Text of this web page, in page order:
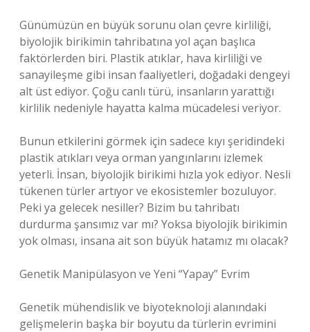
Günümüzün en büyük sorunu olan çevre kirliliği,
biyolojik birikimin tahribatına yol açan başlıca
faktörlerden biri. Plastik atıklar, hava kirliliği ve
sanayileşme gibi insan faaliyetleri, doğadaki dengeyi
alt üst ediyor. Çoğu canlı türü, insanların yarattığı
kirlilik nedeniyle hayatta kalma mücadelesi veriyor.
Bunun etkilerini görmek için sadece kıyı şeridindeki
plastik atıkları veya orman yangınlarını izlemek
yeterli. İnsan, biyolojik birikimi hızla yok ediyor. Nesli
tükenen türler artıyor ve ekosistemler bozuluyor.
Peki ya gelecek nesiller? Bizim bu tahribatı
durdurma şansımız var mı? Yoksa biyolojik birikimin
yok olması, insana ait son büyük hatamız mı olacak?
Genetik Manipülasyon ve Yeni “Yapay” Evrim
Genetik mühendislik ve biyoteknoloji alanındaki
gelişmelerin başka bir boyutu da türlerin evrimini